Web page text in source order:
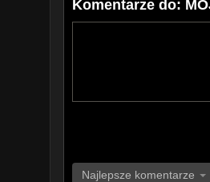
Komentarze do:
Najlepsze komentarze